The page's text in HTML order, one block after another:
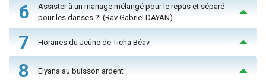
6
Assister à un mariage mélangé pour le repas et séparé
pour les danses ?! (Rav Gabriel DAYAN)
7 Horaires du Jeûne de Ticha Béav
8 Elyana au buisson ardent